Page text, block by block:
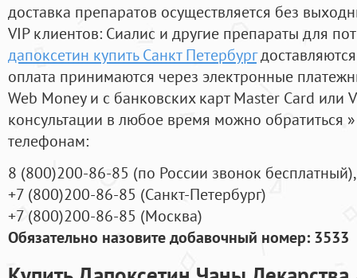
доставка препаратов осуществляется без
VIP клиентов: Сиалис и другие препараты для
дапоксетин купить Санкт Петербург
оплата принимаются через электронные
Web Money и с банковских карт Master Card или
консультации в любое время можно обратиться
телефонам:
8 (800)200-86-85 (по России звонок бесплатный),
+7 (800)200-86-85 (Санкт-Петербург)
+7 (800)200-86-85 (Москва)
Обязательно назовите добавочный номер: 3533